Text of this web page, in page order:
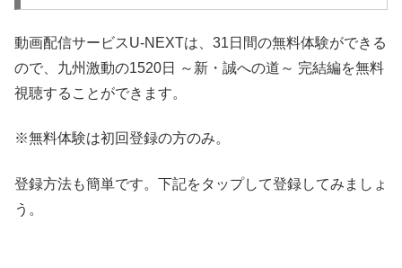
動画配信サービスU-NEXTは、31日間の無料体験ができる
ので、九州激動の1520日 ～新・誠への道～ 完結編を無料
視聴することができます。
※無料体験は初回登録の方のみ。
登録方法も簡単です。下記をタップして登録してみましょ
う。